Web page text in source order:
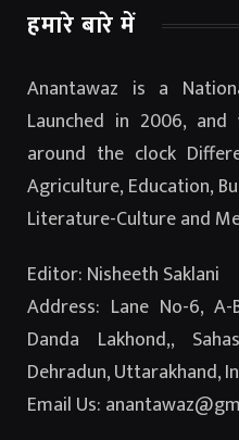
हमारे बारे में
Anantawaz is a
Launched in 2006,
around the clock
Agriculture, Education,
Literature-Culture and
Editor: Nisheeth Saklani
Address: Lane No-6, A-
Danda Lakhond,,
Dehradun, Uttarakhand,
Email Us: